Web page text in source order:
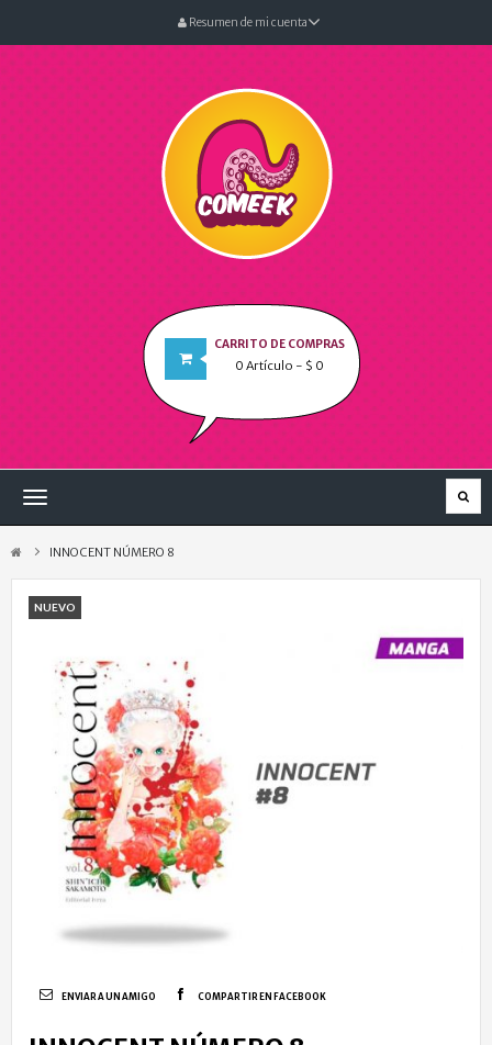
Resumen de mi cuenta
CARRITO DE COMPRAS
0 Artículo - $ 0
Navegación
INNOCENT NÚMERO 8
NUEVO
ENVIAR A UN AMIGO COMPARTIR EN FACEBOOK